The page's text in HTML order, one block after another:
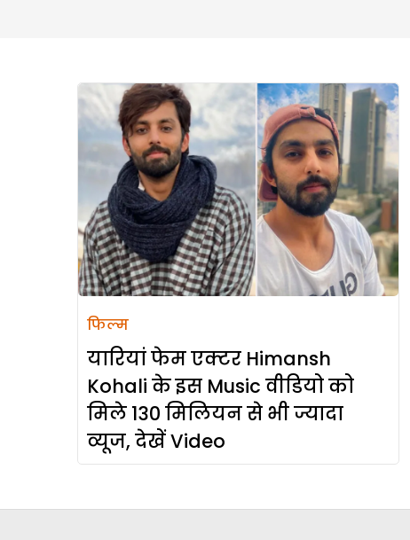
फिल्म
यारियां फेम एक्टर Himansh
Kohali के इस Music वीडियो को
मिले 130 मिलियन से भी ज्यादा
व्यूज, देखें Video